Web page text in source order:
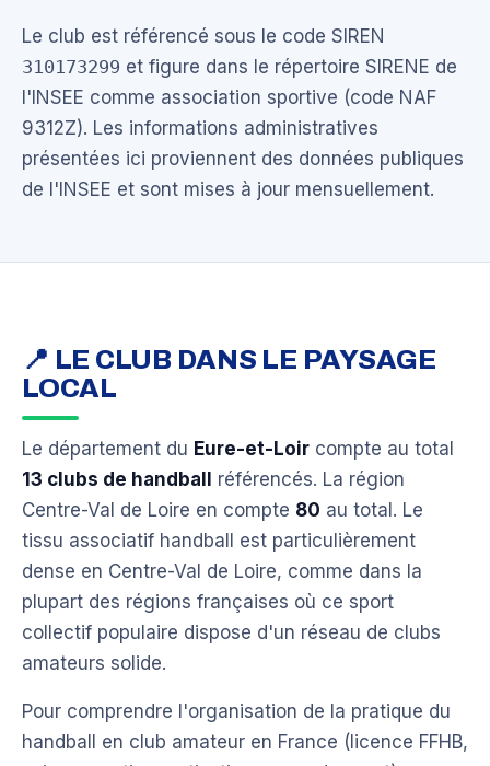
Le club est référencé sous le code SIREN
310173299 et figure dans le répertoire SIRENE de
l'INSEE comme association sportive (code NAF
9312Z). Les informations administratives
présentées ici proviennent des données publiques
de l'INSEE et sont mises à jour mensuellement.
📍 LE CLUB DANS LE PAYSAGE
LOCAL
Le département du Eure-et-Loir compte au total
13 clubs de handball
référencés. La région
Centre-Val de Loire en compte 80 au total. Le
tissu associatif handball est particulièrement
dense en Centre-Val de Loire, comme dans la
plupart des régions françaises où ce sport
collectif populaire dispose d'un réseau de clubs
amateurs solide.
Pour comprendre l'organisation de la pratique du
handball en club amateur en France (licence FFHB,